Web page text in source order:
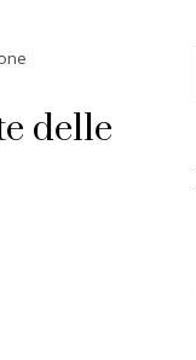
delle